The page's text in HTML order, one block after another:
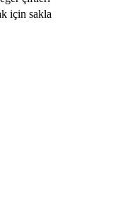
için sakla